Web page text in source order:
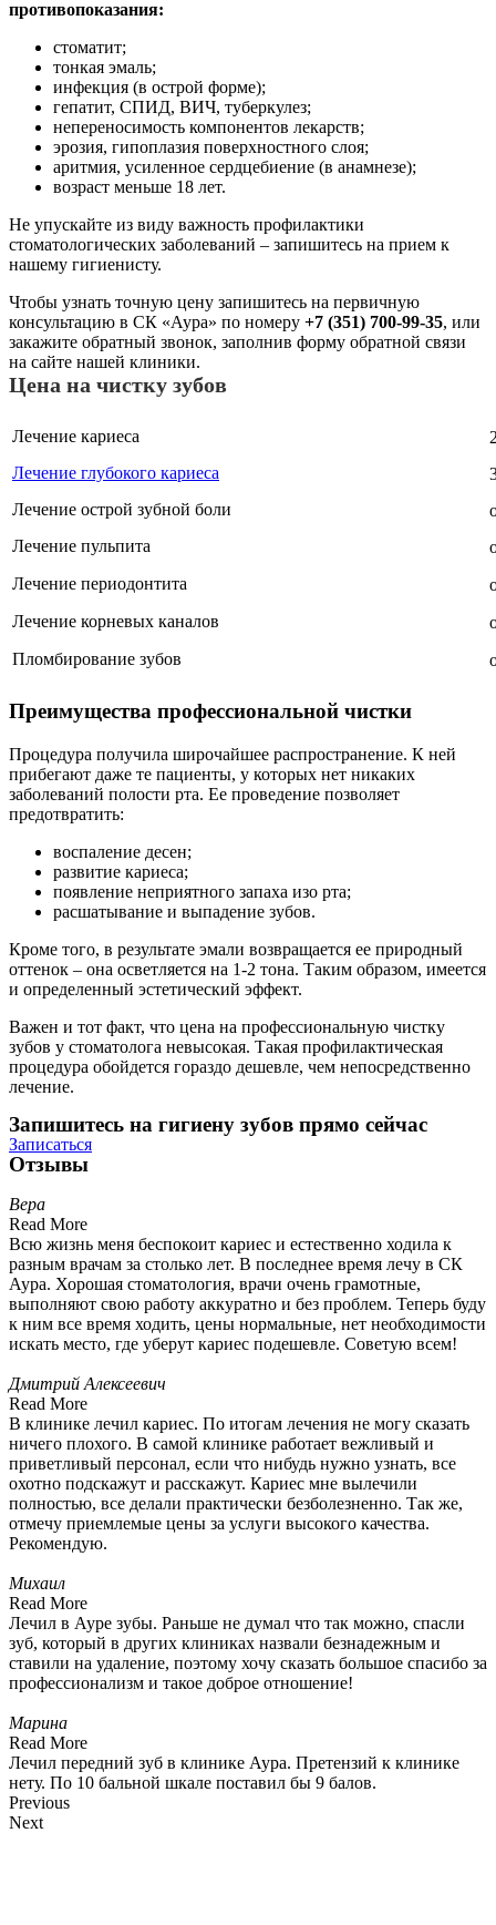
противопоказания:
стоматит;
тонкая эмаль;
инфекция (в острой форме);
гепатит, СПИД, ВИЧ, туберкулез;
непереносимость компонентов лекарств;
эрозия, гипоплазия поверхностного слоя;
аритмия, усиленное сердцебиение (в анамнезе);
возраст меньше 18 лет.
Не упускайте из виду важность профилактики
стоматологических заболеваний – запишитесь на прием к
нашему гигиенисту.
Чтобы узнать точную цену запишитесь на первичную
консультацию в СК «Аура» по номеру +7 (351) 700-99-35, или
закажите обратный звонок, заполнив форму обратной связи
на сайте нашей клиники.
Цена на чистку зубов
Лечение кариеса
Лечение глубокого кариеса
Лечение острой зубной боли
Лечение пульпита
Лечение периодонтита
Лечение корневых каналов
Пломбирование зубов
Преимущества профессиональной чистки
Процедура получила широчайшее распространение. К ней
прибегают даже те пациенты, у которых нет никаких
заболеваний полости рта. Ее проведение позволяет
предотвратить:
воспаление десен;
развитие кариеса;
появление неприятного запаха изо рта;
расшатывание и выпадение зубов.
Кроме того, в результате эмали возвращается ее природный
оттенок – она осветляется на 1-2 тона. Таким образом, имеется
и определенный эстетический эффект.
Важен и тот факт, что цена на профессиональную чистку
зубов у стоматолога невысокая. Такая профилактическая
процедура обойдется гораздо дешевле, чем непосредственно
лечение.
Запишитесь на гигиену зубов прямо сейчас
Записаться
Отзывы
Вера
Read More
Всю жизнь меня беспокоит кариес и естественно ходила к
разным врачам за столько лет. В последнее время лечу в СК
Аура. Хорошая стоматология, врачи очень грамотные,
выполняют свою работу аккуратно и без проблем. Теперь буду
к ним все время ходить, цены нормальные, нет необходимости
искать место, где уберут кариес подешевле. Советую всем!
Дмитрий Алексеевич
Read More
В клинике лечил кариес. По итогам лечения не могу сказать
ничего плохого. В самой клинике работает вежливый и
приветливый персонал, если что нибудь нужно узнать, все
охотно подскажут и расскажут. Кариес мне вылечили
полностью, все делали практически безболезненно. Так же,
отмечу приемлемые цены за услуги высокого качества.
Рекомендую.
Михаил
Read More
Лечил в Ауре зубы. Раньше не думал что так можно, спасли
зуб, который в других клиниках назвали безнадежным и
ставили на удаление, поэтому хочу сказать большое спасибо за
профессионализм и такое доброе отношение!
Марина
Read More
Лечил передний зуб в клинике Аура. Претензий к клинике
нету. По 10 бальной шкале поставил бы 9 балов.
Previous
Next